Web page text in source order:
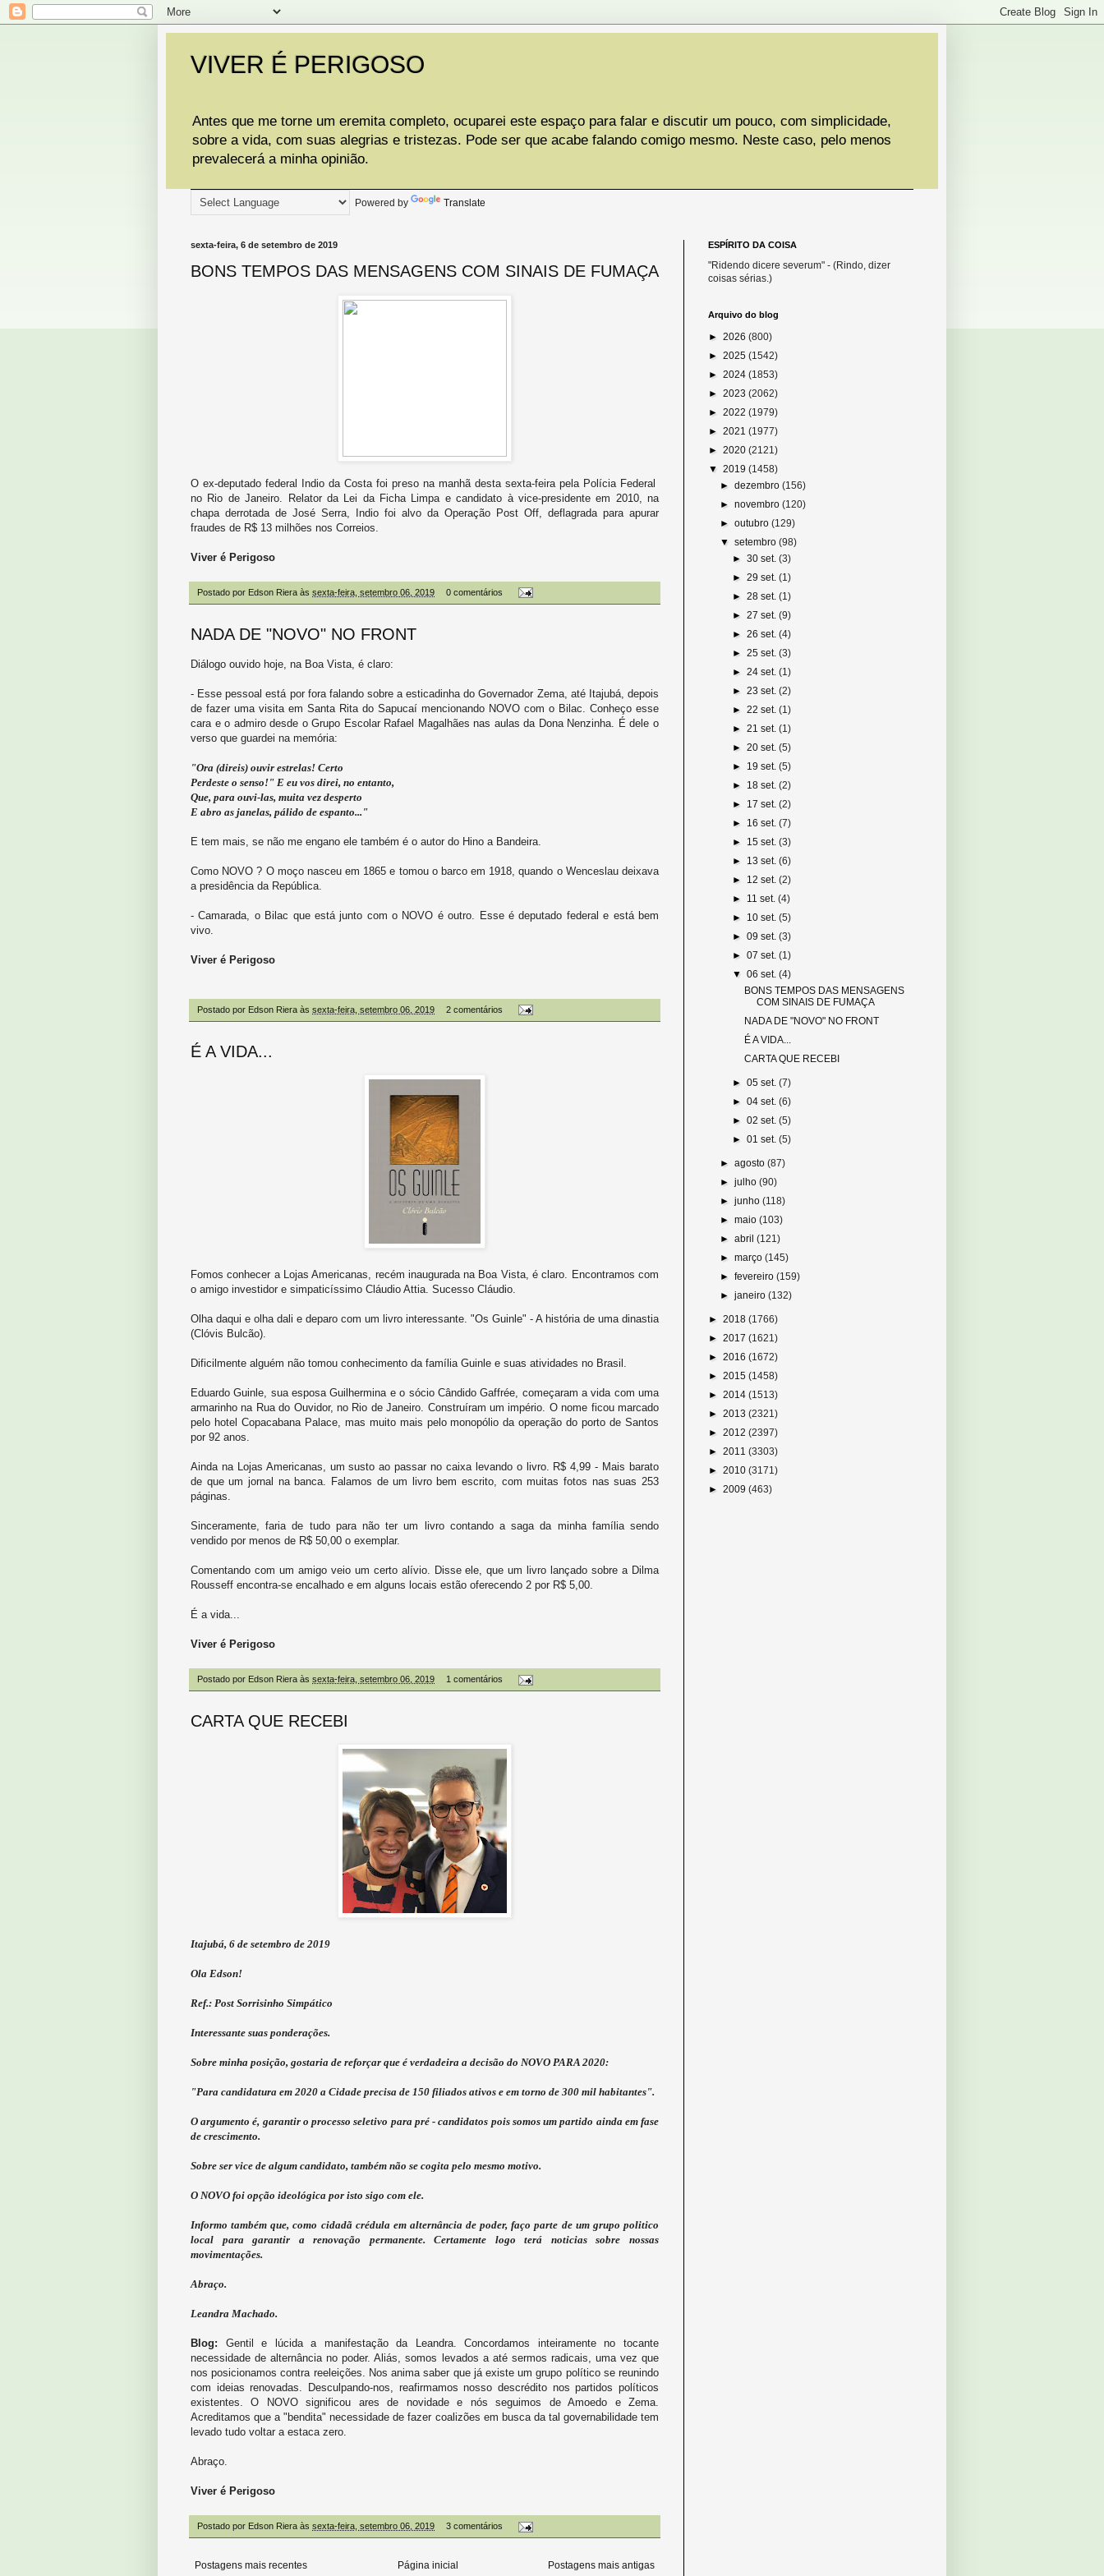
VIVER É PERIGOSO
Antes que me torne um eremita completo, ocuparei este espaço para falar e discutir um pouco, com simplicidade,
sobre a vida, com suas alegrias e tristezas. Pode ser que acabe falando comigo mesmo. Neste caso, pelo menos
prevalecerá a minha opinião.
Powered by Translate
sexta-feira, 6 de setembro de 2019
BONS TEMPOS DAS MENSAGENS COM SINAIS DE FUMAÇA
O ex-deputado federal Indio da Costa foi preso na manhã desta sexta-feira pela Polícia Federal
no Rio de Janeiro. Relator da Lei da Ficha Limpa e candidato à vice-presidente em 2010, na
chapa derrotada de José Serra, Indio foi alvo da Operação Post Off, deflagrada para apurar
fraudes de R$ 13 milhões nos Correios.
Viver é Perigoso
Postado por Edson Riera às sexta-feira, setembro 06, 2019 0 comentários
NADA DE "NOVO" NO FRONT
Diálogo ouvido hoje, na Boa Vista, é claro:
- Esse pessoal está por fora falando sobre a esticadinha do Governador Zema, até Itajubá, depois
de fazer uma visita em Santa Rita do Sapucaí mencionando NOVO com o Bilac. Conheço esse
cara e o admiro desde o Grupo Escolar Rafael Magalhães nas aulas da Dona Nenzinha. É dele o
verso que guardei na memória:
"Ora (direis) ouvir estrelas! Certo
Perdeste o senso!" E eu vos direi, no entanto,
Que, para ouvi-las, muita vez desperto
E abro as janelas, pálido de espanto..."
E tem mais, se não me engano ele também é o autor do Hino a Bandeira.
Como NOVO ? O moço nasceu em 1865 e tomou o barco em 1918, quando o Wenceslau deixava
a presidência da República.
- Camarada, o Bilac que está junto com o NOVO é outro. Esse é deputado federal e está bem
vivo.
Viver é Perigoso
Postado por Edson Riera às sexta-feira, setembro 06, 2019 2 comentários
É A VIDA...
Fomos conhecer a Lojas Americanas, recém inaugurada na Boa Vista, é claro. Encontramos com
o amigo investidor e simpaticíssimo Cláudio Attia. Sucesso Cláudio.
Olha daqui e olha dali e deparo com um livro interessante. "Os Guinle" - A história de uma dinastia
(Clóvis Bulcão).
Dificilmente alguém não tomou conhecimento da família Guinle e suas atividades no Brasil.
Eduardo Guinle, sua esposa Guilhermina e o sócio Cândido Gaffrée, começaram a vida com uma
armarinho na Rua do Ouvidor, no Rio de Janeiro. Construíram um império. O nome ficou marcado
pelo hotel Copacabana Palace, mas muito mais pelo monopólio da operação do porto de Santos
por 92 anos.
Ainda na Lojas Americanas, um susto ao passar no caixa levando o livro. R$ 4,99 - Mais barato
de que um jornal na banca. Falamos de um livro bem escrito, com muitas fotos nas suas 253
páginas.
Sinceramente, faria de tudo para não ter um livro contando a saga da minha família sendo
vendido por menos de R$ 50,00 o exemplar.
Comentando com um amigo veio um certo alívio. Disse ele, que um livro lançado sobre a Dilma
Rousseff encontra-se encalhado e em alguns locais estão oferecendo 2 por R$ 5,00.
É a vida...
Viver é Perigoso
Postado por Edson Riera às sexta-feira, setembro 06, 2019 1 comentários
CARTA QUE RECEBI
Itajubá, 6 de setembro de 2019
Ola Edson!
Ref.: Post Sorrisinho Simpático
Interessante suas ponderações.
Sobre minha posição, gostaria de reforçar que é verdadeira a decisão do NOVO PARA 2020:
"Para candidatura em 2020 a Cidade precisa de 150 filiados ativos e em torno de 300 mil habitantes".
O argumento é, garantir o processo seletivo para pré - candidatos pois somos um partido ainda em fase
de crescimento.
Sobre ser vice de algum candidato, também não se cogita pelo mesmo motivo.
O NOVO foi opção ideológica por isto sigo com ele.
Informo também que, como cidadã crédula em alternância de poder, faço parte de um grupo politico
local para garantir a renovação permanente. Certamente logo terá noticias sobre nossas
movimentações.
Abraço.
Leandra Machado.
Blog: Gentil e lúcida a manifestação da Leandra. Concordamos inteiramente no tocante
necessidade de alternância no poder. Aliás, somos levados a até sermos radicais, uma vez que
nos posicionamos contra reeleições. Nos anima saber que já existe um grupo político se reunindo
com ideias renovadas. Desculpando-nos, reafirmamos nosso descrédito nos partidos políticos
existentes. O NOVO significou ares de novidade e nós seguimos de Amoedo e Zema.
Acreditamos que a "bendita" necessidade de fazer coalizões em busca da tal governabilidade tem
levado tudo voltar a estaca zero.
Abraço.
Viver é Perigoso
Postado por Edson Riera às sexta-feira, setembro 06, 2019 3 comentários
Postagens mais recentes Postagens mais antigas
Página inicial
ESPÍRITO DA COISA
"Ridendo dicere severum" - (Rindo, dizer
coisas sérias.)
Arquivo do blog
► 2026 (800)
► 2025 (1542)
► 2024 (1853)
► 2023 (2062)
► 2022 (1979)
► 2021 (1977)
► 2020 (2121)
▼ 2019 (1458)
►dezembro(156)
►novembro(120)
►outubro(129)
▼setembro(98)
► 30 set. (3)
► 29 set. (1)
► 28 set. (1)
► 27 set. (9)
► 26 set. (4)
► 25 set. (3)
► 24 set. (1)
► 23 set. (2)
► 22 set. (1)
► 21 set. (1)
► 20 set. (5)
► 19 set. (5)
► 18 set. (2)
► 17 set. (2)
► 16 set. (7)
► 15 set. (3)
► 13 set. (6)
► 12 set. (2)
► 11 set. (4)
► 10 set. (5)
► 09 set. (3)
► 07 set. (1)
▼ 06 set. (4)
BONS TEMPOS DAS MENSAGENS
COM SINAIS DE FUMAÇA
NADA DE "NOVO" NO FRONT
É A VIDA...
CARTA QUE RECEBI
► 05 set. (7)
► 04 set. (6)
► 02 set. (5)
► 01 set. (5)
►agosto(87)
►julho(90)
►junho(118)
►maio(103)
►abril(121)
►março(145)
►fevereiro(159)
►janeiro(132)
► 2018 (1766)
► 2017 (1621)
► 2016 (1672)
► 2015 (1458)
► 2014 (1513)
► 2013 (2321)
► 2012 (2397)
► 2011 (3303)
► 2010 (3171)
► 2009 (463)